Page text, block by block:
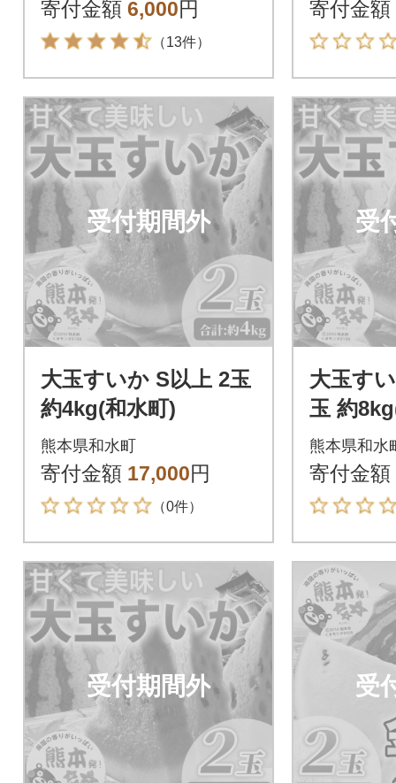
寄付金額 6,000円
（13件）
寄付金額
受付期間外
大玉すいか S以上 2玉
約4kg(和水町)
熊本県和水町
寄付金額 17,000円
（0件）
受
大玉す
玉 約
熊本県和水
寄付金額
受付期間外 受